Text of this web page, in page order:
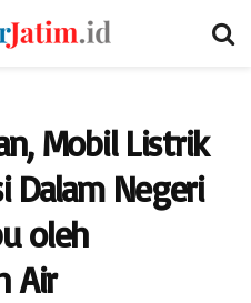
Mobil Listrik
Dalam Negeri
oleh
Air